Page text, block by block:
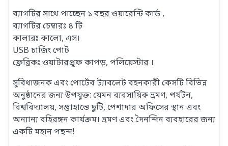
ব্যাগটির সাথে পাচ্ছেন ১ বছর ওয়ারেন্টি কার্ড ,
ব্যাগটির চেম্বারঃ ৪ টি
কালারঃ কালো, এস।
USB চার্জিং পোর্ট
ফ্রেব্রিকঃ ওয়াটারপ্রুফ কাপড়, পলিয়েস্টার ।
সুবিধাজনক এবং পোর্টেব ট্যাবলেট বহনকারী কেসটি বিভিন্ন
অনুষ্ঠানের জন্য উপযুক্ত: যেমন ব্যবসায়িক ভ্রমণ, পর্যটন,
বিশ্ববিদ্যালয়, সপ্তাহান্তে ছুটি, পেশাদার অফিসের স্থান এবং
অন্যান্য বহিরঙ্গন কার্যক্রম। ভ্রমণ এবং দৈনন্দিন ব্যবহারের জন্য
একটি মহান পছন্দ!